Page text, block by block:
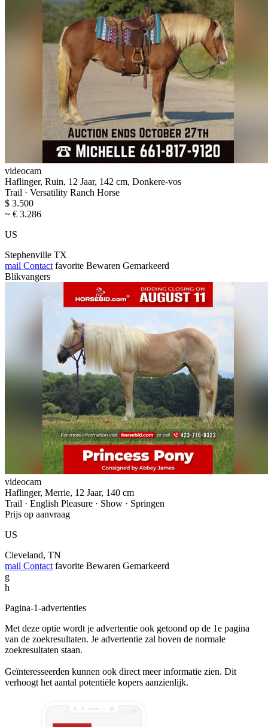
videocam
Haflinger, Ruin, 12 Jaar, 142 cm, Donkere-vos
Trail · Versatility Ranch Horse
$ 3.500
~ € 3.286
US
Stephenville TX
mail Contact favorite Bewaren Gemarkeerd
Blikvangers
videocam
Haflinger, Merrie, 12 Jaar, 140 cm
Trail · English Pleasure · Show · Springen
Prijs op aanvraag
US
Cleveland, TN
mail Contact favorite Bewaren Gemarkeerd
g
h
Pagina-1-advertenties
Met deze optie wordt je advertentie ook getoond op de 1e pagina
van de zoekresultaten. Je advertentie zal boven de normale
zoekresultaten staan.
Geïnteresseerden kunnen ook direct meer informatie zien. Dit
verhoogt het aantal potentiële kopers aanzienlijk.